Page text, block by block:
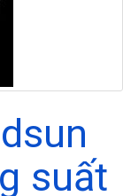
suất